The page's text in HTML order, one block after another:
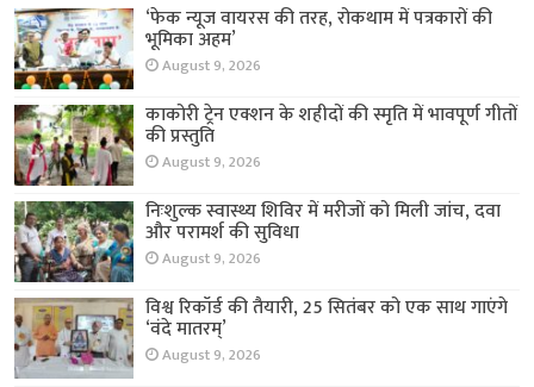
‘फेक न्यूज वायरस की तरह, रोकथाम में पत्रकारों की
भूमिका अहम’
August 9, 2026
काकोरी ट्रेन एक्शन के शहीदों की स्मृति में भावपूर्ण गीतों
की प्रस्तुति
August 9, 2026
निःशुल्क स्वास्थ्य शिविर में मरीजों को मिली जांच, दवा
और परामर्श की सुविधा
August 9, 2026
विश्व रिकॉर्ड की तैयारी, 25 सितंबर को एक साथ गाएंगे
‘वंदे मातरम्’
August 9, 2026